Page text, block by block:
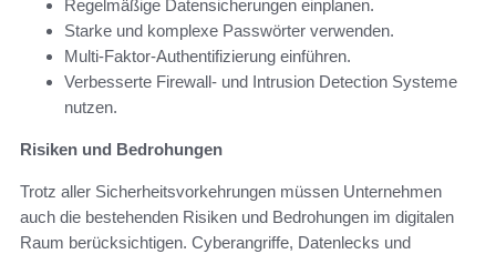
Regelmäßige Datensicherungen einplanen.
Starke und komplexe Passwörter verwenden.
Multi-Faktor-Authentifizierung einführen.
Verbesserte Firewall- und Intrusion Detection Systeme
nutzen.
Risiken und Bedrohungen
Trotz aller Sicherheitsvorkehrungen müssen Unternehmen
auch die bestehenden Risiken und Bedrohungen im digitalen
Raum berücksichtigen. Cyberangriffe, Datenlecks und